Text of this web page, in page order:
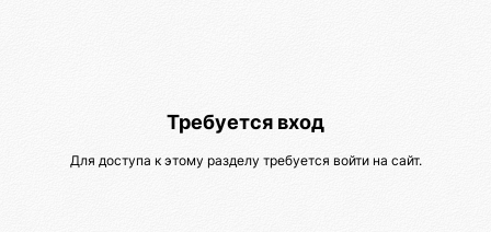
Требуется вход
Для доступа к этому разделу требуется войти на сайт.